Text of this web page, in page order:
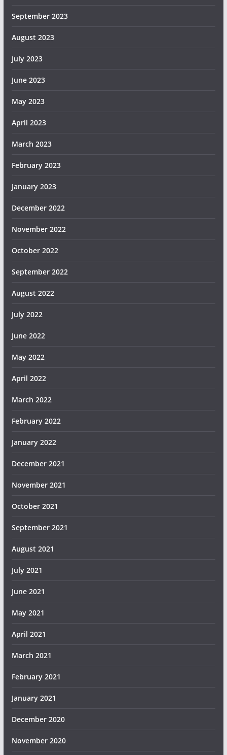
September 2023
August 2023
July 2023
June 2023
May 2023
April 2023
March 2023
February 2023
January 2023
December 2022
November 2022
October 2022
September 2022
August 2022
July 2022
June 2022
May 2022
April 2022
March 2022
February 2022
January 2022
December 2021
November 2021
October 2021
September 2021
August 2021
July 2021
June 2021
May 2021
April 2021
March 2021
February 2021
January 2021
December 2020
November 2020